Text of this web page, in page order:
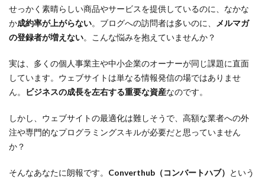
せっかく素晴らしい商品やサービスを提供しているのに、なかな
か成約率が上がらない。ブログへの訪問者は多いのに、 メルマガ
の登録者が増えない。こんな悩みを抱えていませんか？
実は、多くの個人事業主や中小企業のオーナーが同じ課題に直面
しています。ウェブサイトは単なる情報発信の場ではありませ
ん。
ビジネスの成長を左右する重要な資産なのです。
しかし、ウェブサイトの最適化は難しそうで、高額な業者への外
注や専門的なプログラミングスキルが必要だと思っていません
か？
そんなあなたに朗報です。 Converthub（コンバートハブ） という